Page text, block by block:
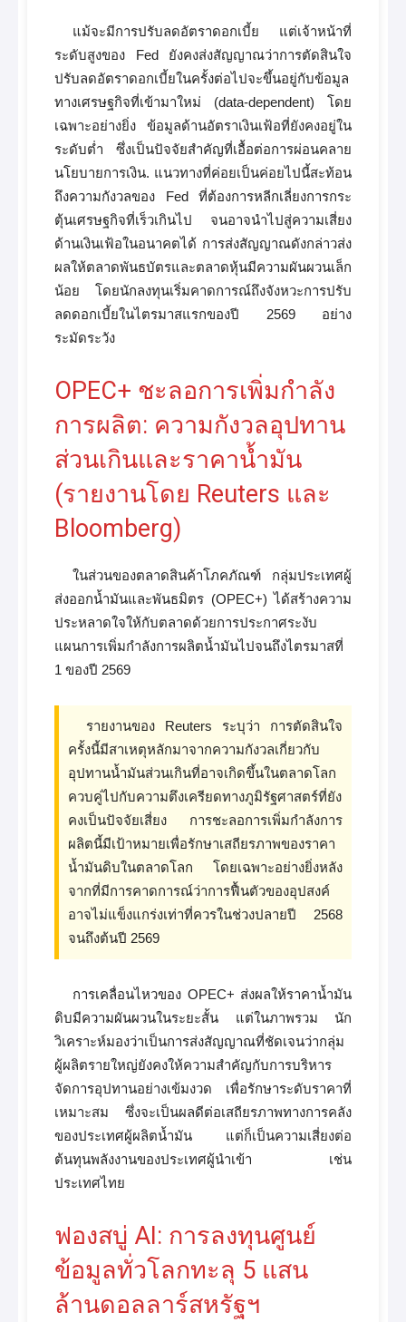
แม้จะมีการปรับลดอัตราดอกเบี้ย แต่เจ้าหน้าที่
ระดับสูงของ Fed ยังคงส่งสัญญาณว่าการตัดสินใจ
ปรับลดอัตราดอกเบี้ยในครั้งต่อไปจะขึ้นอยู่กับข้อมูล
ทางเศรษฐกิจที่เข้ามาใหม่ (data-dependent) โดย
เฉพาะอย่างยิ่ง ข้อมูลด้านอัตราเงินเฟ้อที่ยังคงอยู่ใน
ระดับต่ำ ซึ่งเป็นปัจจัยสำคัญที่เอื้อต่อการผ่อนคลาย
นโยบายการเงิน. แนวทางที่ค่อยเป็นค่อยไปนี้สะท้อน
ถึงความกังวลของ Fed ที่ต้องการหลีกเลี่ยงการกระ
ตุ้นเศรษฐกิจที่เร็วเกินไป จนอาจนำไปสู่ความเสี่ยง
ด้านเงินเฟ้อในอนาคตได้ การส่งสัญญาณดังกล่าวส่ง
ผลให้ตลาดพันธบัตรและตลาดหุ้นมีความผันผวนเล็ก
น้อย โดยนักลงทุนเริ่มคาดการณ์ถึงจังหวะการปรับ
ลดดอกเบี้ยในไตรมาสแรกของปี 2569 อย่าง
ระมัดระวัง
OPEC+ ชะลอการเพิ่มกำลัง
การผลิต: ความกังวลอุปทาน
ส่วนเกินและราคาน้ำมัน
(รายงานโดย Reuters และ
Bloomberg)
ในส่วนของตลาดสินค้าโภคภัณฑ์ กลุ่มประเทศผู้
ส่งออกน้ำมันและพันธมิตร (OPEC+) ได้สร้างความ
ประหลาดใจให้กับตลาดด้วยการประกาศระงับ
แผนการเพิ่มกำลังการผลิตน้ำมันไปจนถึงไตรมาสที่
1 ของปี 2569
รายงานของ Reuters ระบุว่า การตัดสินใจ
ครั้งนี้มีสาเหตุหลักมาจากความกังวลเกี่ยวกับ
อุปทานน้ำมันส่วนเกินที่อาจเกิดขึ้นในตลาดโลก
ควบคู่ไปกับความตึงเครียดทางภูมิรัฐศาสตร์ที่ยัง
คงเป็นปัจจัยเสี่ยง การชะลอการเพิ่มกำลังการ
ผลิตนี้มีเป้าหมายเพื่อรักษาเสถียรภาพของราคา
น้ำมันดิบในตลาดโลก โดยเฉพาะอย่างยิ่งหลัง
จากที่มีการคาดการณ์ว่าการฟื้นตัวของอุปสงค์
อาจไม่แข็งแกร่งเท่าที่ควรในช่วงปลายปี 2568
จนถึงต้นปี 2569
การเคลื่อนไหวของ OPEC+ ส่งผลให้ราคาน้ำมัน
ดิบมีความผันผวนในระยะสั้น แต่ในภาพรวม นัก
วิเคราะห์มองว่าเป็นการส่งสัญญาณที่ชัดเจนว่ากลุ่ม
ผู้ผลิตรายใหญ่ยังคงให้ความสำคัญกับการบริหาร
จัดการอุปทานอย่างเข้มงวด เพื่อรักษาระดับราคาที่
เหมาะสม ซึ่งจะเป็นผลดีต่อเสถียรภาพทางการคลัง
ของประเทศผู้ผลิตน้ำมัน แต่ก็เป็นความเสี่ยงต่อ
ต้นทุนพลังงานของประเทศผู้นำเข้า เช่น
ประเทศไทย
ฟองสบู่ AI: การลงทุนศูนย์
ข้อมูลทั่วโลกทะลุ 5 แสน
ล้านดอลลาร์สหรัฐฯ